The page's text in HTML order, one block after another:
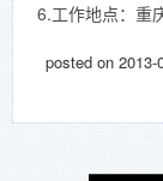
6.工作地点：重
posted on 2013-